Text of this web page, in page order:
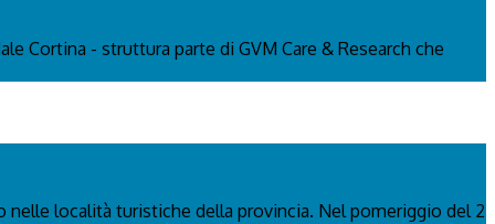
Cortina - struttura parte di GVM Care & Research che
località turistiche della provincia. Nel pomeriggio del 2